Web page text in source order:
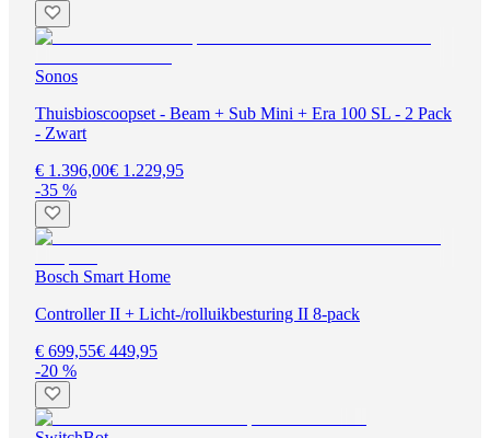
Sonos
Thuisbioscoopset - Beam + Sub Mini + Era 100 SL - 2 Pack
- Zwart
€ 1.396,00€ 1.229,95
-35 %
Bosch Smart Home
Controller II + Licht-/rolluikbesturing II 8-pack
€ 699,55€ 449,95
-20 %